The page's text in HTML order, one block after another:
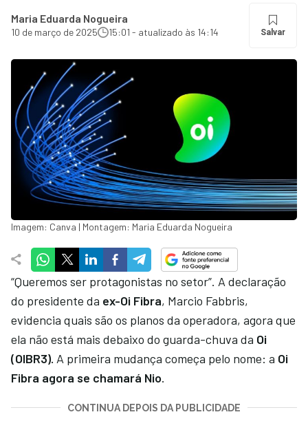
Maria Eduarda Nogueira
10 de março de 2025 15:01 - atualizado às 14:14 Salvar
Imagem: Canva | Montagem: Maria Eduarda Nogueira
“Queremos ser protagonistas no setor”. A declaração
do presidente da ex-Oi Fibra, Marcio Fabbris,
evidencia quais são os planos da operadora, agora que
ela não está mais debaixo do guarda-chuva da Oi
(OIBR3). A primeira mudança começa pelo nome: a Oi
Fibra agora se chamará Nio.
CONTINUA DEPOIS DA PUBLICIDADE